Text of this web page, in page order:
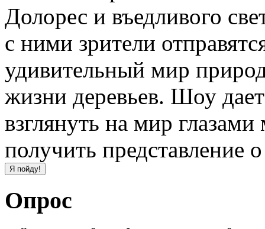
Долорес и въедливого
с ними зрители
удивительный мир
жизни деревьев. Шоу
взглянуть на мир
получить представление
Опрос